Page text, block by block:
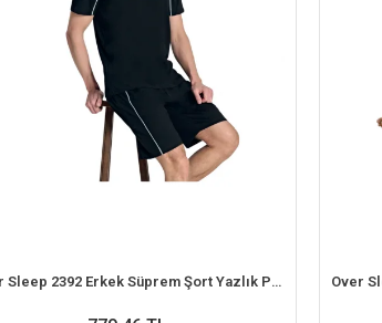
Over Sleep 2392 Erkek Süprem Şort Yazlık Pijama Takım (M-L-XL-2XL)